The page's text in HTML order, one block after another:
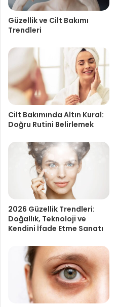
Güzellik ve Cilt Bakımı
Trendleri
Cilt Bakımında Altın Kural:
Doğru Rutini Belirlemek
2026 Güzellik Trendleri:
Doğallık, Teknoloji ve
Kendini İfade Etme Sanatı